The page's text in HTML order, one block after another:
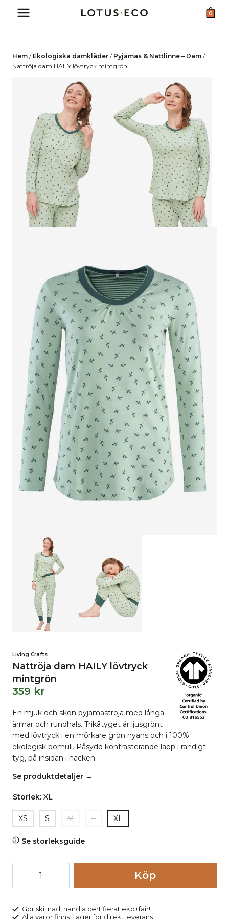
0
Hem / Ekologiska damkläder / Pyjamas & Nattlinne – Dam /
Nattröja dam HAILY lövtryck mintgrön
Living Crafts
Nattröja dam HAILY lövtryck
mintgrön
359 kr
En mjuk och skön pyjamaströja med långa
ärmar och rundhals. Trikåtyget är ljusgrönt
med lövtryck i en mörkare grön nyans och i 100%
ekologisk bomull. Påsydd kontrasterande lapp i randigt
tyg, på insidan i nacken.
Se produktdetaljer →
Storlek: XL
XS S M L XL
Se storleksguide
lövtryck
Köp
Gör skillnad, handla certifierat eko+fair!
Alla varor finns i lager för direkt leverans